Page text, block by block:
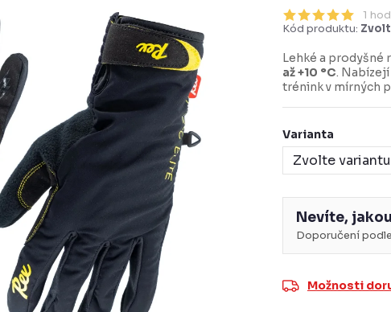
1
Kód produktu:
Lehké a prodyšné
až +10 °C.
trénink v mírných
Varianta
Nevíte,
Doporučení
Možnosti